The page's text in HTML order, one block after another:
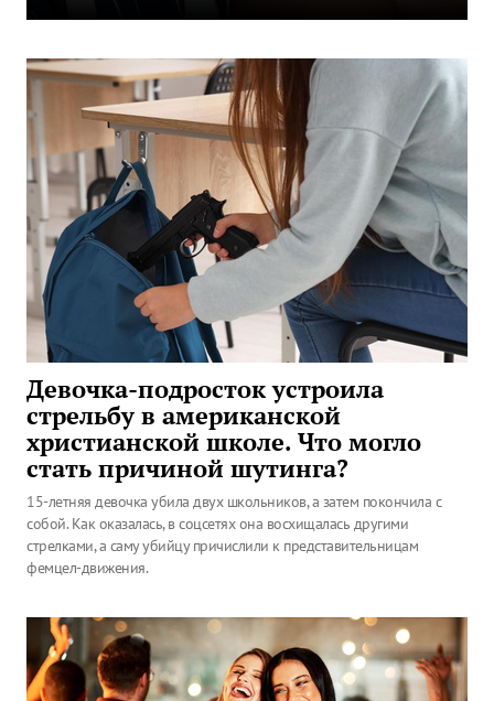
Девочка-подросток устроила
стрельбу в американской
христианской школе. Что могло
стать причиной шутинга?
15-летняя девочка убила двух школьников, а затем покончила с
собой. Как оказалась, в соцсетях она восхищалась другими
стрелками, а саму убийцу причислили к представительницам
фемцел-движения.